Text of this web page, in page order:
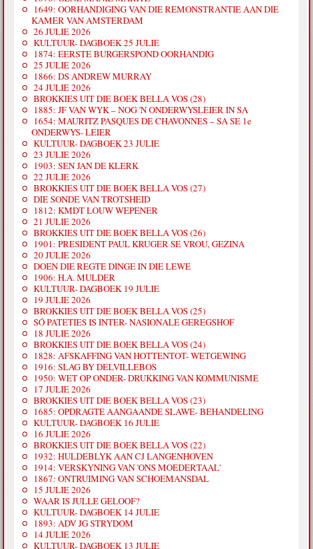
1649: OORHANDIGING VAN DIE REMONSTRANTIE AAN DIE
KAMER VAN AMSTERDAM
26 JULIE 2026
KULTUUR- DAGBOEK 25 JULIE
1874: EERSTE BURGERSPOND OORHANDIG
25 JULIE 2026
1866: DS ANDREW MURRAY
24 JULIE 2026
BROKKIES UIT DIE BOEK BELLA VOS (28)
1885: JF VAN WYK – NOG 'N ONDERWYSLEIER IN SA
1654: MAURITZ PASQUES DE CHAVONNES – SA SE 1e
ONDERWYS- LEIER
KULTUUR- DAGBOEK 23 JULIE
23 JULIE 2026
1903: SEN JAN DE KLERK
22 JULIE 2026
BROKKIES UIT DIE BOEK BELLA VOS (27)
DIE SONDE VAN TROTSHEID
1812: KMDT LOUW WEPENER
21 JULIE 2026
BROKKIES UIT DIE BOEK BELLA VOS (26)
1901: PRESIDENT PAUL KRUGER SE VROU, GEZINA
20 JULIE 2026
DOEN DIE REGTE DINGE IN DIE LEWE
1906: H.A. MULDER
KULTUUR- DAGBOEK 19 JULIE
19 JULIE 2026
BROKKIES UIT DIE BOEK BELLA VOS (25)
SÓ PATETIES IS INTER- NASIONALE GEREGSHOF
18 JULIE 2026
BROKKIES UIT DIE BOEK BELLA VOS (24)
1828: AFSKAFFING VAN HOTTENTOT- WETGEWING
1916: SLAG BY DELVILLEBOS
1950: WET OP ONDER- DRUKKING VAN KOMMUNISME
17 JULIE 2026
BROKKIES UIT DIE BOEK BELLA VOS (23)
1685: OPDRAGTE AANGAANDE SLAWE- BEHANDELING
KULTUUR- DAGBOEK 16 JULIE
16 JULIE 2026
BROKKIES UIT DIE BOEK BELLA VOS (22)
1932: HULDEBLYK AAN CJ LANGENHOVEN
1914: VERSKYNING VAN 'ONS MOEDERTAAL'
1867: ONTRUIMING VAN SCHOEMANSDAL
15 JULIE 2026
WAAR IS JULLE GELOOF?
KULTUUR- DAGBOEK 14 JULIE
1893: ADV JG STRYDOM
14 JULIE 2026
KULTUUR- DAGBOEK 13 JULIE